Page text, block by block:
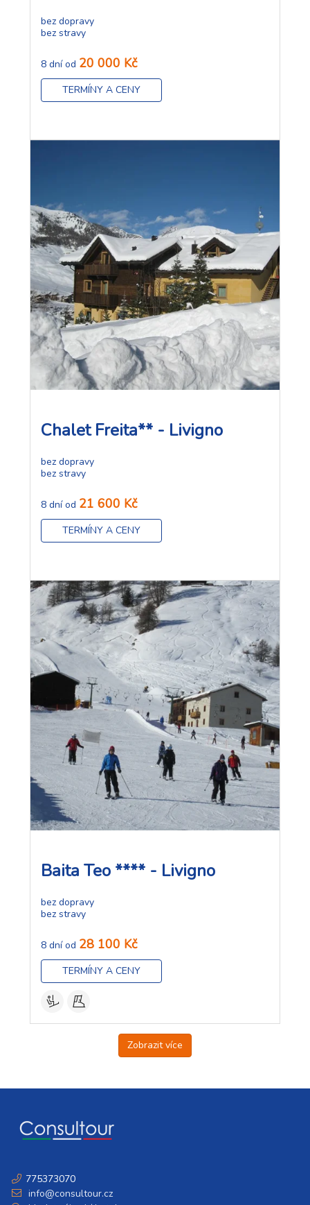
bez dopravy
bez stravy
8 dní od 20 000 Kč
TERMÍNY A CENY
Chalet Freita** - Livigno
bez dopravy
bez stravy
8 dní od 21 600 Kč
TERMÍNY A CENY
Baita Teo **** - Livigno
bez dopravy
bez stravy
8 dní od 28 100 Kč
TERMÍNY A CENY
Zobrazit více
775373070
info@consultour.cz